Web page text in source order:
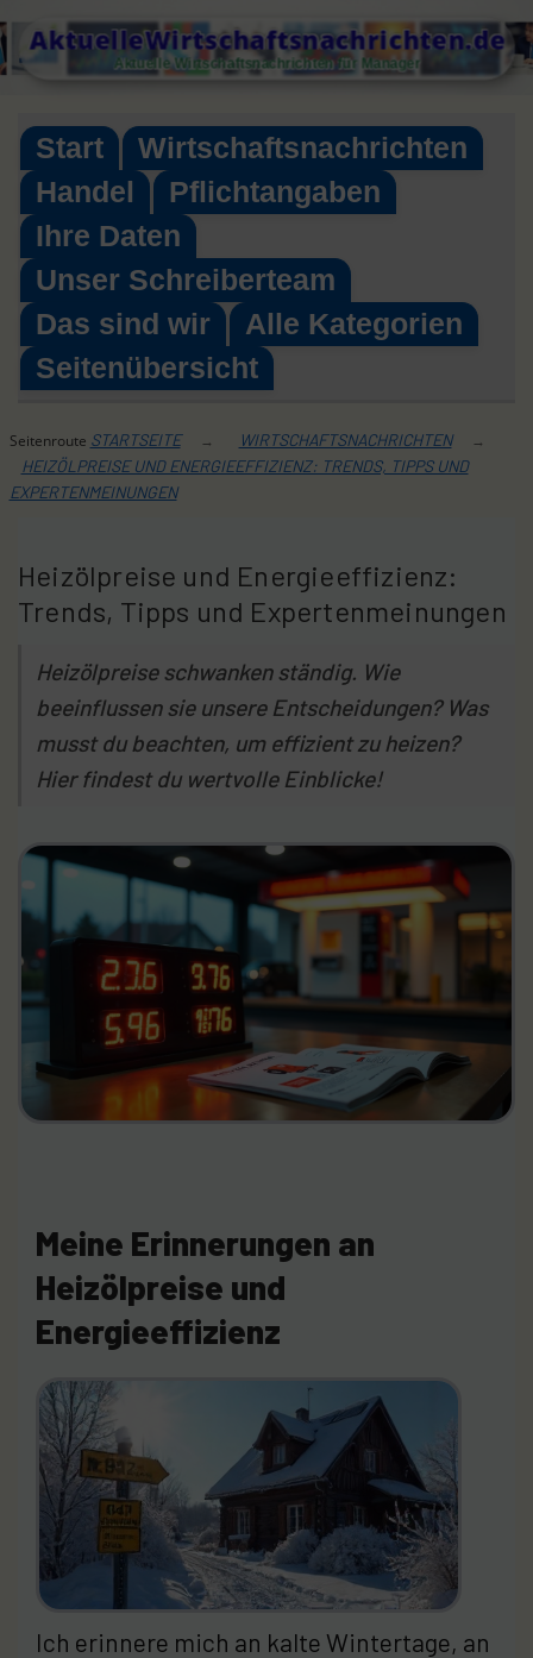
Skip
to AktuelleWirtschaftsnachrichten.de
Aktuelle Wirtschaftsnachrichten für Manager
Start
Wirtschaftsnachrichten
Handel
Pflichtangaben
Ihre Daten
Unser Schreiberteam
Das sind wir
Alle Kategorien
Seitenübersicht
Seitenroute STARTSEITE → WIRTSCHAFTSNACHRICHTEN →
HEIZÖLPREISE UND ENERGIEEFFIZIENZ: TRENDS, TIPPS UND
EXPERTENMEINUNGEN
Heizölpreise und Energieeffizienz:
Trends, Tipps und Expertenmeinungen
Heizölpreise schwanken ständig. Wie
beeinflussen sie unsere Entscheidungen? Was
musst du beachten, um effizient zu heizen?
Hier findest du wertvolle Einblicke!
Meine Erinnerungen an
Heizölpreise und
Energieeffizienz
Ich erinnere mich an kalte Wintertage, an